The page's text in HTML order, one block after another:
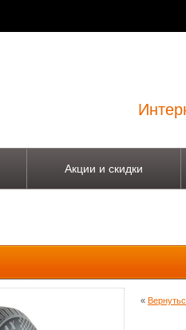
Акции и скидки
«